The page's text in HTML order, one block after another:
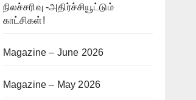
நிலச்சரிவு -அதிர்ச்சியூட்டும்
காட்சிகள்!
Magazine – June 2026
Magazine – May 2026